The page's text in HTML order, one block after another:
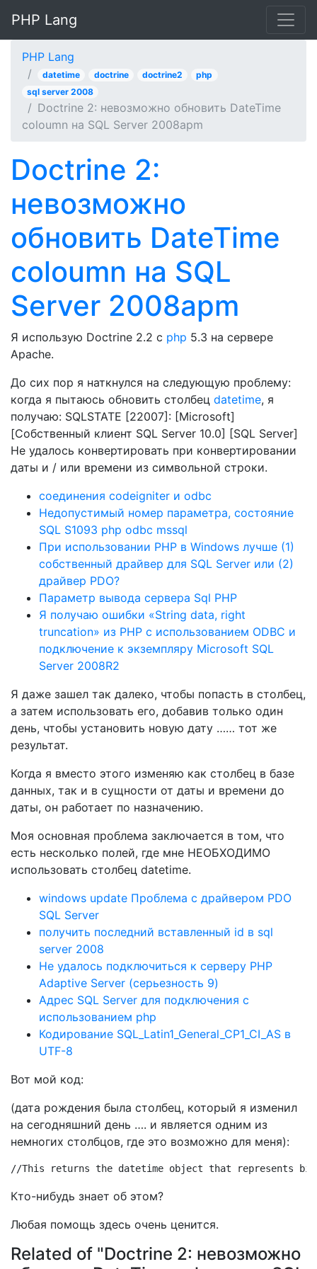
PHP Lang
PHP Lang
datetime doctrine doctrine2
php
sql server 2008
Doctrine 2: невозможно обновить DateTime
coloumn на SQL Server 2008apm
Doctrine 2:
невозможно
обновить DateTime
coloumn на SQL
Server 2008apm
Я использую Doctrine 2.2 с php 5.3 на сервере
Apache.
До сих пор я наткнулся на следующую проблему:
когда я пытаюсь обновить столбец datetime, я
получаю: SQLSTATE [22007]: [Microsoft]
[Собственный клиент SQL Server 10.0] [SQL Server]
Не удалось конвертировать при конвертировании
даты и / или времени из символьной строки.
соединения codeigniter и odbc
Недопустимый номер параметра, состояние
SQL S1093 php odbc mssql
При использовании PHP в Windows лучше (1)
собственный драйвер для SQL Server или (2)
драйвер PDO?
Параметр вывода сервера Sql PHP
Я получаю ошибки «String data, right
truncation» из PHP с использованием ODBC и
подключение к экземпляру Microsoft SQL
Server 2008R2
Я даже зашел так далеко, чтобы попасть в столбец,
а затем использовать его, добавив только один
день, чтобы установить новую дату …… тот же
результат.
Когда я вместо этого изменяю как столбец в базе
данных, так и в сущности от даты и времени до
даты, он работает по назначению.
Моя основная проблема заключается в том, что
есть несколько полей, где мне НЕОБХОДИМО
использовать столбец datetime.
windows update Проблема с драйвером PDO
SQL Server
получить последний вставленный id в sql
server 2008
Не удалось подключиться к серверу PHP
Adaptive Server (серьезность 9)
Адрес SQL Server для подключения с
использованием php
Кодирование SQL_Latin1_General_CP1_CI_AS в
UTF-8
Вот мой код:
(дата рождения была столбец, который я изменил
на сегодняшний день …. и является одним из
немногих столбцов, где это возможно для меня):
//This returns the datetime object that represents
Кто-нибудь знает об этом?
Любая помощь здесь очень ценится.
Related of "Doctrine 2: невозможно